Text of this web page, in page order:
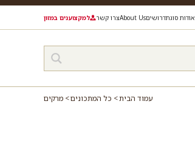
אודות סוגתדרושיםAbout Usצרו קשר למקצוענים במזון
עמוד הבית כל המתכונים מרקים